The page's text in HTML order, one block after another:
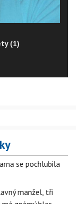
(1)
se pochlubila
manžel, tři